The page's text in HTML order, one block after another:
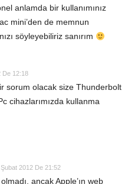
anlamda bir kullanımınız
mini’den de memnun
söyleyebiliriz sanırım
De 12:18
sorum olacak size Thunderbolt
cihazlarımızda kullanma
Şubat 2012 De 21:52
ancak Apple’ın web